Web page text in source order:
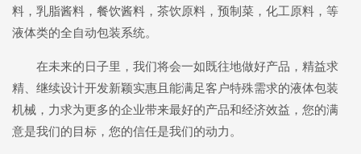
料，乳脂酱料，餐饮酱料，茶饮原料，预制菜，化工原料，等
液体类的全自动包装系统。
在未来的日子里，我们将会一如既往地做好产品，精益求
精、继续设计开发新颖实惠且能满足客户特殊需求的液体包装
机械，力求为更多的企业带来最好的产品和经济效益，您的满
意是我们的目标，您的信任是我们的动力。